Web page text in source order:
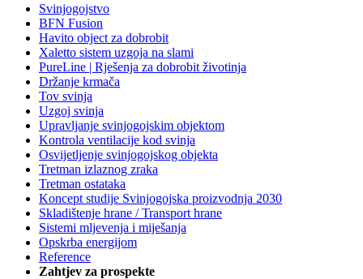
Svinjogojstvo
BFN Fusion
Havito object za dobrobit
Xaletto sistem uzgoja na slami
PureLine | Rješenja za dobrobit životinja
Držanje krmača
Tov svinja
Uzgoj svinja
Upravljanje svinjogojskim objektom
Kontrola ventilacije kod svinja
Osvijetljenje svinjogojskog objekta
Tretman izlaznog zraka
Tretman ostataka
Koncept studije Svinjogojska proizvodnja 2030
Skladištenje hrane / Transport hrane
Sistemi mljevenja i miješanja
Opskrba energijom
Reference
Zahtjev za prospekte